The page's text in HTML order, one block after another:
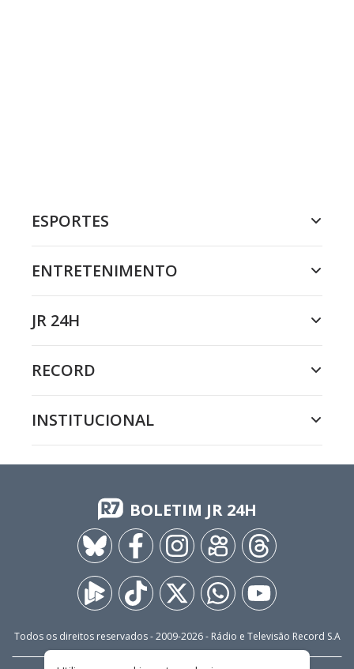
ESPORTES
ENTRETENIMENTO
JR 24H
RECORD
INSTITUCIONAL
BOLETIM JR 24H
Todos os direitos reservados - 2009-2026- Rádio e Televisão Record S.A